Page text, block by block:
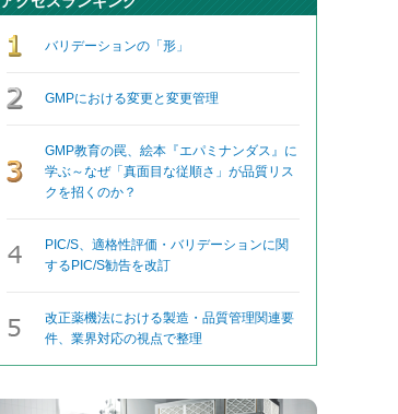
バリデーションの「形」
GMPにおける変更と変更管理
GMP教育の罠、絵本『エパミナンダス』に
学ぶ～なぜ「真面目な従順さ」が品質リス
クを招くのか？
PIC/S、適格性評価・バリデーションに関
するPIC/S勧告を改訂
改正薬機法における製造・品質管理関連要
件、業界対応の視点で整理